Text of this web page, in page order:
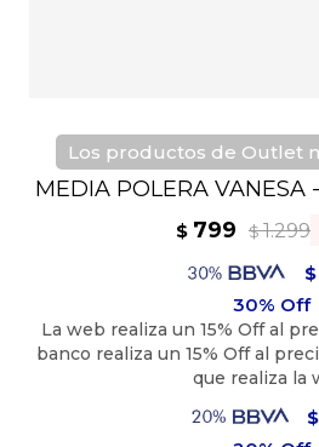
Los productos de Outlet
MEDIA POLERA VANESA
$ 799 $1.299
$
$